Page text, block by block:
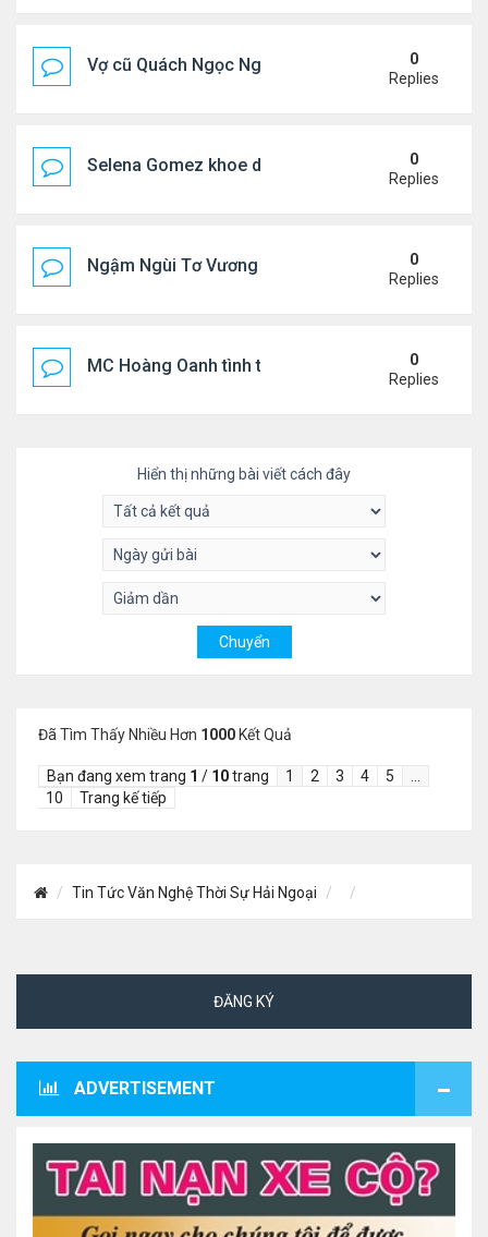
Vợ cũ Quách Ngọc Ngoan: "Tôi sắp 50, liệu có
0
Replies
Selena Gomez khoe dáng mừng sinh nhật
0
Replies
Ngậm Ngùi Tơ Vương - Video YouTube ngâm bài
0
Replies
MC Hoàng Oanh tình tứ bên bạn trai mới
0
Replies
Hiển thị những bài viết cách đây
Đã Tìm Thấy Nhiều Hơn 1000 Kết Quả
Bạn đang xem trang 1 / 10trang 1 2 3 4 5
10
Trang kế tiếp
Tin Tức Văn Nghệ Thời Sự Hải Ngoại
ĐĂNG KÝ
ADVERTISEMENT